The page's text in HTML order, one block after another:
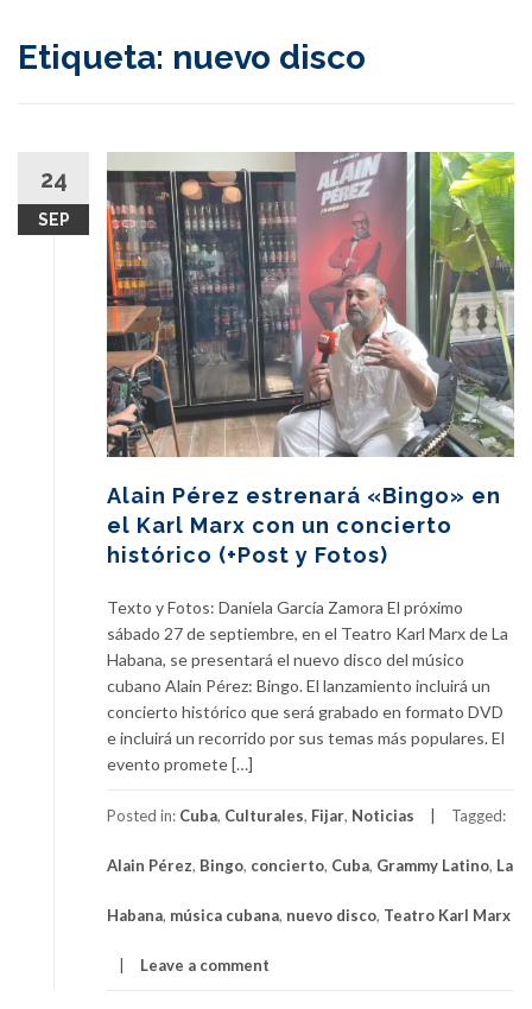
Etiqueta: nuevo disco
24
SEP
Alain Pérez estrenará «Bingo» en
el Karl Marx con un concierto
histórico (+Post y Fotos)
Texto y Fotos: Daniela García Zamora El próximo
sábado 27 de septiembre, en el Teatro Karl Marx de La
Habana, se presentará el nuevo disco del músico
cubano Alain Pérez: Bingo. El lanzamiento incluirá un
concierto histórico que será grabado en formato DVD
e incluirá un recorrido por sus temas más populares. El
evento promete […]
Posted in: Cuba, Culturales, Fijar, Noticias Tagged:
Alain Pérez, Bingo, concierto, Cuba, Grammy Latino, La
Habana, música cubana, nuevo disco, Teatro Karl Marx
Leave a comment